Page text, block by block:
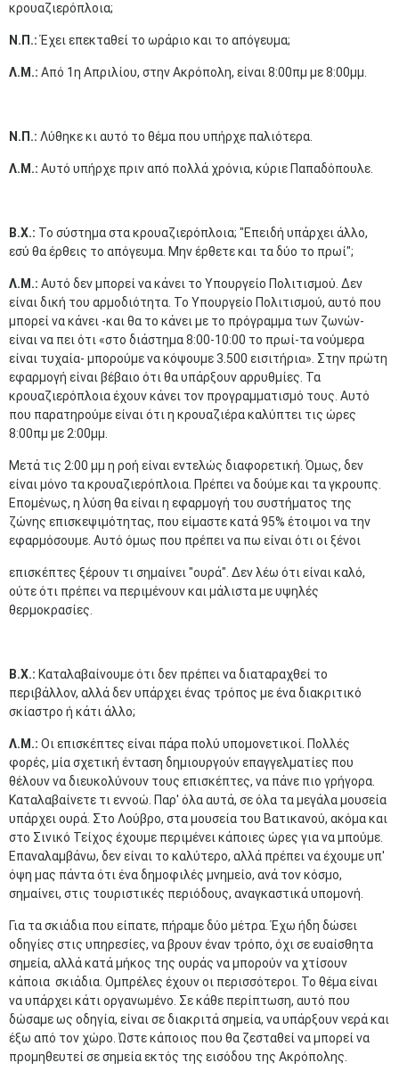
κρουαζιερόπλοια;
Ν.Π.:Έχει επεκταθεί το ωράριο και το απόγευμα;
Λ.Μ.: Από 1η Απριλίου, στην Ακρόπολη, είναι 8:00πμ με 8:00μμ.
Ν.Π.: Λύθηκε κι αυτό το θέμα που υπήρχε παλιότερα.
Λ.Μ.: Αυτό υπήρχε πριν από πολλά χρόνια, κύριε Παπαδόπουλε.
Β.Χ.: Το σύστημα στα κρουαζιερόπλοια; "Επειδή υπάρχει άλλο,
εσύ θα έρθεις το απόγευμα. Μην έρθετε και τα δύο το πρωί";
Λ.Μ.: Αυτό δεν μπορεί να κάνει το Υπουργείο Πολιτισμού. Δεν
είναι δική του αρμοδιότητα. Το Υπουργείο Πολιτισμού, αυτό που
μπορεί να κάνει -και θα το κάνει με το πρόγραμμα των ζωνών-
είναι να πει ότι «στο διάστημα 8:00-10:00 το πρωί-τα νούμερα
είναι τυχαία- μπορούμε να κόψουμε 3.500 εισιτήρια». Στην πρώτη
εφαρμογή είναι βέβαιο ότι θα υπάρξουν αρρυθμίες. Τα
κρουαζιερόπλοια έχουν κάνει τον προγραμματισμό τους. Αυτό
που παρατηρούμε είναι ότι η κρουαζιέρα καλύπτει τις ώρες
8:00πμ με 2:00μμ.
Μετά τις 2:00 μμ η ροή είναι εντελώς διαφορετική. Όμως, δεν
είναι μόνο τα κρουαζιερόπλοια. Πρέπει να δούμε και τα γκρουπς.
Επομένως, η λύση θα είναι η εφαρμογή του συστήματος της
ζώνης επισκεψιμότητας, που είμαστε κατά 95% έτοιμοι να την
εφαρμόσουμε. Αυτό όμως που πρέπει να πω είναι ότι οι ξένοι
επισκέπτες ξέρουν τι σημαίνει "ουρά". Δεν λέω ότι είναι καλό,
ούτε ότι πρέπει να περιμένουν και μάλιστα με υψηλές
θερμοκρασίες.
Β.Χ.: Καταλαβαίνουμε ότι δεν πρέπει να διαταραχθεί το
περιβάλλον, αλλά δεν υπάρχει ένας τρόπος με ένα διακριτικό
σκίαστρο ή κάτι άλλο;
Λ.Μ.: Οι επισκέπτες είναι πάρα πολύ υπομονετικοί. Πολλές
φορές, μία σχετική ένταση δημιουργούν επαγγελματίες που
θέλουν να διευκολύνουν τους επισκέπτες, να πάνε πιο γρήγορα.
Καταλαβαίνετε τι εννοώ. Παρ' όλα αυτά, σε όλα τα μεγάλα μουσεία
υπάρχει ουρά. Στο Λούβρο, στα μουσεία του Βατικανού, ακόμα και
στο Σινικό Τείχος έχουμε περιμένει κάποιες ώρες για να μπούμε.
Επαναλαμβάνω, δεν είναι το καλύτερο, αλλά πρέπει να έχουμε υπ'
όψη μας πάντα ότι ένα δημοφιλές μνημείο, ανά τον κόσμο,
σημαίνει, στις τουριστικές περιόδους, αναγκαστικά υπομονή.
Για τα σκιάδια που είπατε, πήραμε δύο μέτρα. Έχω ήδη δώσει
οδηγίες στις υπηρεσίες, να βρουν έναν τρόπο, όχι σε ευαίσθητα
σημεία, αλλά κατά μήκος της ουράς να μπορούν να χτίσουν
κάποια σκιάδια. Ομπρέλες έχουν οι περισσότεροι. Το θέμα είναι
να υπάρχει κάτι οργανωμένο. Σε κάθε περίπτωση, αυτό που
δώσαμε ως οδηγία, είναι σε διακριτά σημεία, να υπάρξουν νερά και
έξω από τον χώρο. Ώστε κάποιος που θα ζεσταθεί να μπορεί να
προμηθευτεί σε σημεία εκτός της εισόδου της Ακρόπολης.